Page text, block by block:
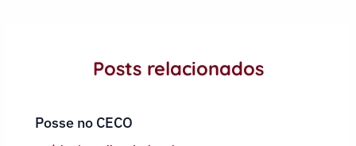
Posts relacionados
Posse no CECO